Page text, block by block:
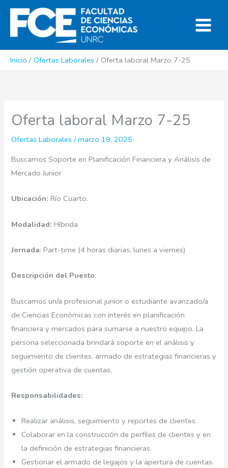
contenido
Inicio Ofertas Laborales Oferta laboral Marzo 7-25
Oferta laboral Marzo 7-25
Ofertas Laborales /marzo 19, 2025
Buscamos Soporte en Planificación Financiera y Análisis de
Mercado Junior
Ubicación: Río Cuarto.
Modalidad: Híbrida
Jornada: Part-time (4 horas diarias, lunes a viernes)
Descripción del Puesto:
Buscamos un/a profesional junior o estudiante avanzado/a
de Ciencias Económicas con interés en planificación
financiera y mercados para sumarse a nuestro equipo. La
persona seleccionada brindará soporte en el análisis y
seguimiento de clientes, armado de estrategias financieras y
gestión operativa de cuentas.
Responsabilidades:
Realizar análisis, seguimiento y reportes de clientes.
Colaborar en la construcción de perfiles de clientes y en
la definición de estrategias financieras.
Gestionar el armado de legajos y la apertura de cuentas.